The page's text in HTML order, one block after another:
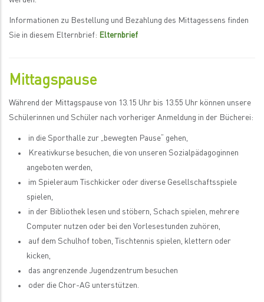
Informationen zu Bestellung und Bezahlung des Mittagessens finden
Sie in diesem Elternbrief: Elternbrief
Mittagspause
Während der Mittagspause von 13.15 Uhr bis 13.55 Uhr können unsere
Schülerinnen und Schüler nach vorheriger Anmeldung in der Bücherei:
in die Sporthalle zur „bewegten Pause“ gehen,
Kreativkurse besuchen, die von unseren Sozialpädagoginnen
angeboten werden,
im Spieleraum Tischkicker oder diverse Gesellschaftsspiele
spielen,
in der Bibliothek lesen und stöbern, Schach spielen, mehrere
Computer nutzen oder bei den Vorlesestunden zuhören,
auf dem Schulhof toben, Tischtennis spielen, klettern oder
kicken,
das angrenzende Jugendzentrum besuchen
oder die Chor-AG unterstützen.